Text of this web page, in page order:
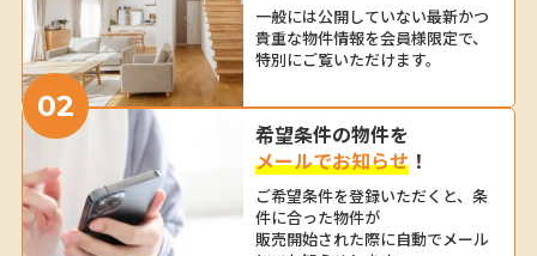
一般には公開していない最新かつ
貴重な物件情報を会員様限定で、
特別にご覧いただけます。
02
希望条件の物件を
メールでお知らせ ！
ご希望条件を登録いただくと、条
件に合った物件が
販売開始された際に自動でメール